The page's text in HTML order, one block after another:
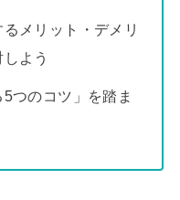
メリット・デメリ
よう
5つのコツ」を踏ま